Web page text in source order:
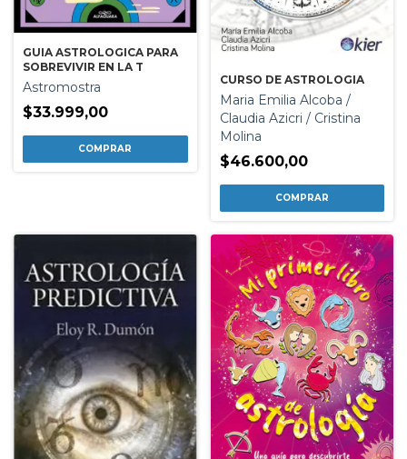
GUIA ASTROLOGICA PARA
SOBREVIVIR EN LA T
Astromostra
$33.999,00
CURSO DE ASTROLOGIA
Maria Emilia Alcoba /
Claudia Azicri / Cristina
Molina
$46.600,00